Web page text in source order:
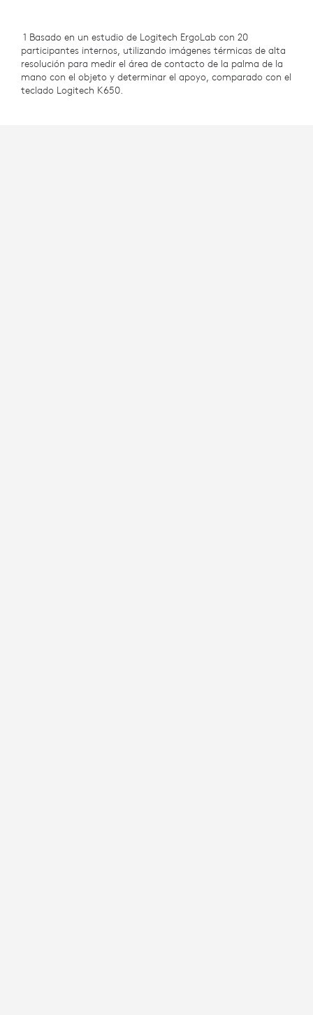
1 Basado en un estudio de Logitech ErgoLab con 20
participantes internos, utilizando imágenes térmicas de alta
resolución para medir el área de contacto de la palma de la
mano con el objeto y determinar el apoyo, comparado con el
teclado Logitech K650.